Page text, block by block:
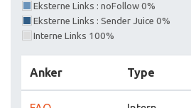
Eksterne Links : noFollow 0%
Eksterne Links : Sender Juice 0%
Interne Links 100%
Anker Type